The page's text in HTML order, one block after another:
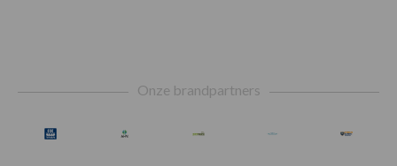
Onze brandpartners